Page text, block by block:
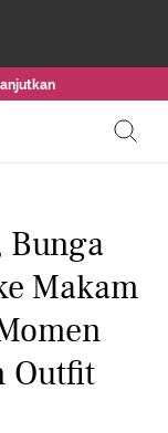
Bunga
Makam
Outfit